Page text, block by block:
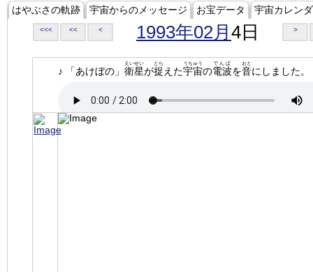
はやぶさの軌跡 宇宙からのメッセージ お宝データ 宇宙カレン
<<< << < 1993年02月 4日 >
♪ 「あけぼの」 衛星
えいせい
が捉
とら
えた宇宙
うちゅう
の電波
でんぱ
を音
おと
にしました。